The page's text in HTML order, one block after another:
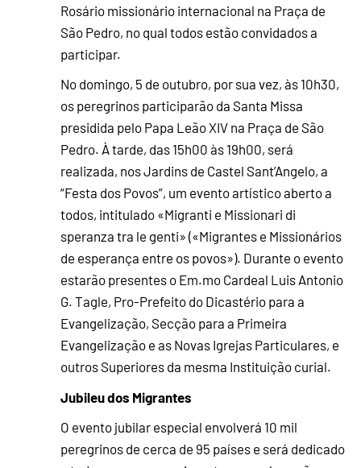
Rosário missionário internacional na Praça de
São Pedro, no qual todos estão convidados a
participar.
No domingo, 5 de outubro, por sua vez, às 10h30,
os peregrinos participarão da Santa Missa
presidida pelo Papa Leão XIV na Praça de São
Pedro. À tarde, das 15h00 às 19h00, será
realizada, nos Jardins de Castel Sant’Angelo, a
“Festa dos Povos”, um evento artístico aberto a
todos, intitulado «Migranti e Missionari di
speranza tra le genti» («Migrantes e Missionários
de esperança entre os povos»). Durante o evento
estarão presentes o Em.mo Cardeal Luis Antonio
G. Tagle, Pro-Prefeito do Dicastério para a
Evangelização, Secção para a Primeira
Evangelização e as Novas Igrejas Particulares, e
outros Superiores da mesma Instituição curial.
Jubileu dos Migrantes
O evento jubilar especial envolverá 10 mil
peregrinos de cerca de 95 países e será dedicado